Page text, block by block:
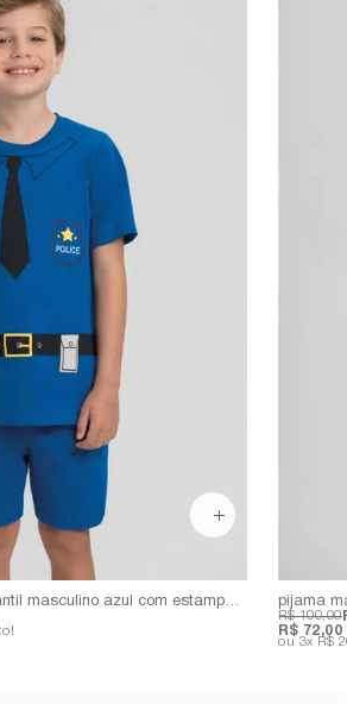
pijama manga curta infantil masculino azul com estampa de policia
R$ 72,00
R$ 100,00
3x R$